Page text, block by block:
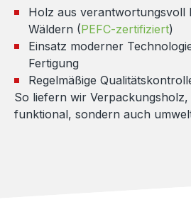
Holz aus verantwortungsvoll
Wäldern (PEFC-zertifiziert)
Einsatz moderner
Fertigung
Regelmäßige
So liefern wir
funktional, sondern auch